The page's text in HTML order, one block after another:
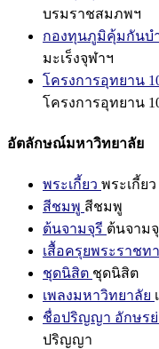
บรมราชสมภพฯ
กองทุนภูมิคุ้มกันบ
มะเร็งจุฬาฯ
โครงการอุทยาน
โครงการอุทยาน
อัตลักษณ์มหาวิทยาลัย
พระเกี้ยว พระเกี้ยว
สีชมพู สีชมพู
ต้นจามจุรี ต้นจาม
เสื้อครุยพระราชท
ชุดนิสิต ชุดนิสิต
เพลงมหาวิทยาลัย
ชื่อปริญญา อักษร
ปริญญา